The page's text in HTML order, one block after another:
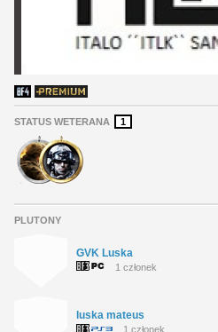
STATUS WETERANA 1
PLUTONY
GVK Luska
1 członek
luska mateus
1 członek